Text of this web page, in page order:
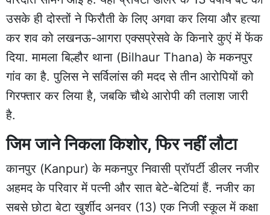
उसके ही दोस्तों ने फिरौती के लिए अगवा कर लिया और हत्या
कर शव को लखनऊ-आगरा एक्सप्रेसवे के किनारे कुएं में फेंक
दिया. मामला बिल्हौर थाना (Bilhaur Thana) के मकनपुर
गांव का है. पुलिस ने सर्विलांस की मदद से तीन आरोपियों को
गिरफ्तार कर लिया है, जबकि चौथे आरोपी की तलाश जारी
है.
जिम जाने निकला किशोर, फिर नहीं लौटा
कानपुर (Kanpur) के मकनपुर निवासी प्रॉपर्टी डीलर नजीर
अहमद के परिवार में पत्नी और सात बेटे-बेटियां हैं. नजीर का
सबसे छोटा बेटा खुर्शीद अनवर (13) एक निजी स्कूल में कक्षा